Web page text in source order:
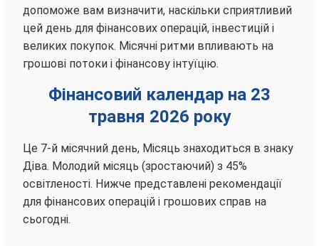
допоможе вам визначити, наскільки сприятливий
цей день для фінансових операцій, інвестицій і
великих покупок. Місячні ритми впливають на
грошові потоки і фінансову інтуїцію.
Фінансовий календар на 23
травня 2026 року
Це 7-й місячний день, Місяць знаходиться в знаку
Діва. Молодий місяць (зростаючий) з 45%
освітленості. Нижче представлені рекомендації
для фінансових операцій і грошових справ на
сьогодні.